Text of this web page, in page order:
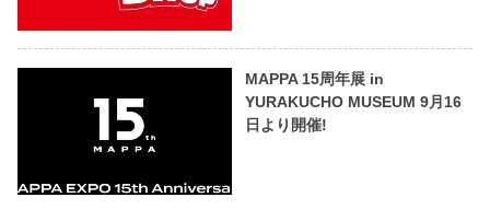
MAPPA 15周年展 in
YURAKUCHO MUSEUM 9月16
日より開催!